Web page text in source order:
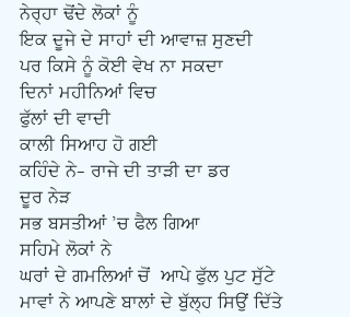
ਨੇਰ੍ਹਾ ਢੋਂਦੇ ਲੋਕਾਂ ਨੂੰ
ਇਕ ਦੂਜੇ ਦੇ ਸਾਹਾਂ ਦੀ ਆਵਾਜ਼ ਸੁਣਦੀ
ਪਰ ਕਿਸੇ ਨੂੰ ਕੋਈ ਵੇਖ ਨਾ ਸਕਦਾ
ਦਿਨਾਂ ਮਹੀਨਿਆਂ ਵਿਚ
ਫੁੱਲਾਂ ਦੀ ਵਾਦੀ
ਕਾਲੀ ਸਿਆਹ ਹੋ ਗਈ
ਕਹਿੰਦੇ ਨੇ- ਰਾਜੇ ਦੀ ਤਾੜੀ ਦਾ ਡਰ
ਦੂਰ ਨੇੜ
ਸਭ ਬਸਤੀਆਂ ’ਚ ਫੈਲ ਗਿਆ
ਸਹਿਮੇ ਲੋਕਾਂ ਨੇ
ਘਰਾਂ ਦੇ ਗਮਲਿਆਂ ਚੋਂ  ਆਪੇ ਫੁੱਲ ਪੁਟ ਸੁੱਟੇ
ਮਾਵਾਂ ਨੇ ਆਪਣੇ ਬਾਲਾਂ ਦੇ ਬੁੱਲ੍ਹ ਸਿਉਂ ਦਿੱਤੇ